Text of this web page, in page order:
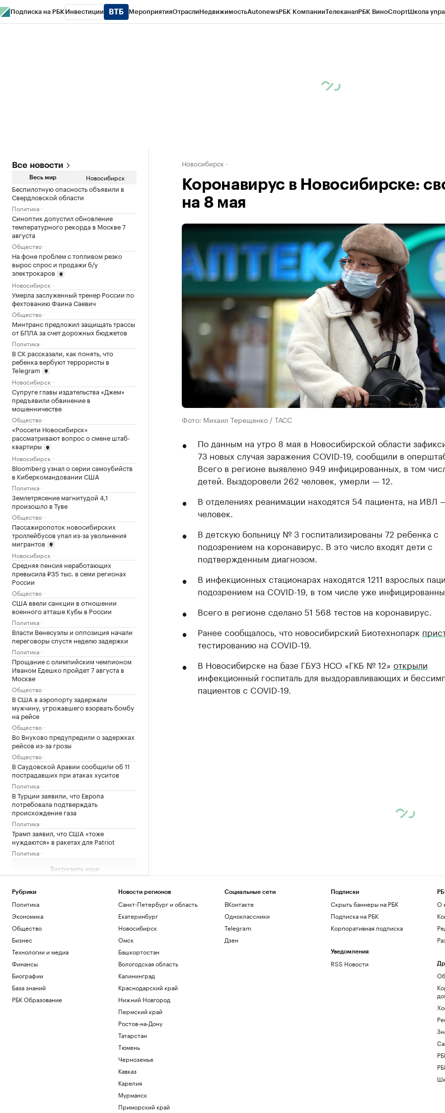
Подписка на РБК Инвестиции МероприятияОтраслиНедвижимостьAutonewsРБК КомпанииТелеканалРБК ВиноСпортШкола
Все новости
Весь мир Новосибирск
Беспилотную опасность объявили в
Свердловской области
Политика
Синоптик допустил обновление
температурного рекорда в Москве 7
августа
Общество
На фоне проблем с топливом резко
вырос спрос и продажи б/у
электрокаров
Новосибирск
Умерла заслуженный тренер России по
фехтованию Фаина Саевич
Общество
Минтранс предложил защищать трассы
от БПЛА за счет дорожных бюджетов
Политика
В СК рассказали, как понять, что
ребенка вербуют террористы в
Telegram
Новосибирск
Супруге главы издательства «Джем»
предъявили обвинение в
мошенничестве
Общество
«Россети Новосибирск»
рассматривают вопрос о смене штаб-
квартиры
Новосибирск
Bloomberg узнал о серии самоубийств
в Киберкомандовании США
Политика
Землетрясение магнитудой 4,1
произошло в Туве
Общество
Пассажиропоток новосибирских
троллейбусов упал из-за увольнения
мигрантов
Новосибирск
Средняя пенсия неработающих
превысила ₽35 тыс. в семи регионах
России
Общество
США ввели санкции в отношении
военного атташе Кубы в России
Политика
Власти Венесуэлы и оппозиция начали
переговоры спустя неделю задержки
Политика
Прощание с олимпийским чемпионом
Иваном Едешко пройдет 7 августа в
Москве
Общество
В США в аэропорту задержали
мужчину, угрожавшего взорвать бомбу
на рейсе
Общество
Во Внуково предупредили о задержках
рейсов из-за грозы
Общество
В Саудовской Аравии сообщили об 11
пострадавших при атаках хуситов
Политика
В Турции заявили, что Европа
потребовала подтверждать
происхождение газа
Политика
Трамп заявил, что США «тоже
нуждаются» в ракетах для Patriot
Политика
Загрузить еще
Новосибирск
Коронавирус в Новосибирске:
на 8 мая
Фото: Михаил Терещенко / ТАСС
По данным на утро 8 мая в Новосибирской области
73 новых случая заражения COVID-19, сообщили в
Всего в регионе выявлено 949 инфицированных, в том
детей. Выздоровели 262 человек, умерли — 12.
В отделениях реанимации находятся 54 пациента, на ИВЛ
человек.
В детскую больницу № 3 госпитализированы 72 ребенка с
подозрением на коронавирус. В это число входят дети с
подтвержденным диагнозом.
В инфекционных стационарах находятся 1211 взрослых
подозрением на COVID-19, в том числе уже
Всего в регионе сделано 51 568 тестов на коронавирус.
Ранее сообщалось, что новосибирский Биотехнопарк
тестированию на COVID-19.
В Новосибирске на базе ГБУЗ НСО «ГКБ № 12» открыли
инфекционный госпиталь для выздоравливающих и
пациентов с COVID-19.
Рубрики
Политика
Экономика
Общество
Бизнес
Технологии и медиа
Финансы
Биографии
База знаний
РБК Образование
Новости регионов
Санкт-Петербург и область
Екатеринбург
Новосибирск
Омск
Башкортостан
Вологодская область
Калининград
Краснодарский край
Нижний Новгород
Пермский край
Ростов-на-Дону
Татарстан
Тюмень
Черноземье
Кавказ
Карелия
Мурманск
Приморский край
Социальные сети
ВКонтакте
Одноклассники
Telegram
Дзен
Подписки
Скрыть баннеры на РБК
Подписка на РБК
Корпоративная подписка
Уведомления
RSS Новости
О